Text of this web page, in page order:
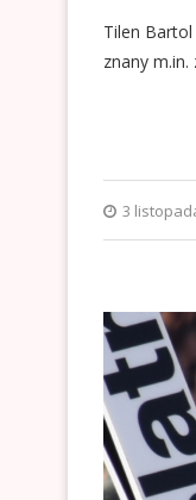
Tilen Bartol
znany
3